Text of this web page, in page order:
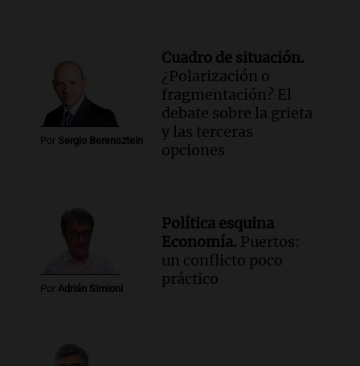
Por Sergio Berensztein
Cuadro de situación.
¿Polarización o
fragmentación? El
debate sobre la grieta
y las terceras
opciones
Por Adrián Simioni
Política esquina
Economía. Puertos:
un conflicto poco
práctico